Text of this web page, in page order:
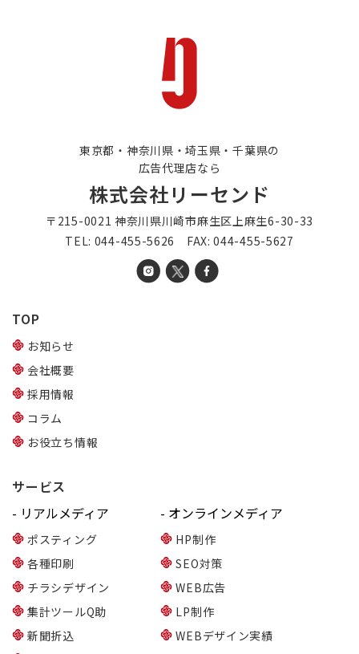
東京都・神奈川県・埼玉県・千葉県の
広告代理店なら
株式会社リーセンド
〒215-0021 神奈川県川崎市麻生区上麻生6-30-33
TEL: 044-455-5626 FAX: 044-455-5627
TOP
お知らせ
会社概要
採用情報
コラム
お役立ち情報
サービス
- リアルメディア
ポスティング
各種印刷
チラシデザイン
集計ツールQ助
新聞折込
- オンラインメディア
HP制作
SEO対策
WEB広告
LP制作
WEBデザイン実績